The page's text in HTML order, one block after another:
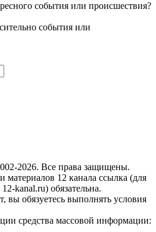
события или происшествия?
события или
2026. Все права защищены.
12 канала ссылка (для
kanal.ru) обязательна.
вы обязуетесь выполнять условия
средства массовой информации: